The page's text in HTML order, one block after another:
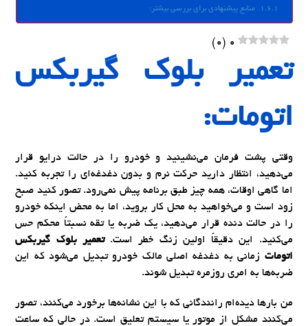
منابع پیشنهادی برای بررسی بیشتر:
0
(
0
)
تعمیر بلوک گیربکس
اتومات:
وقتی پشت فرمان می‌نشینید و خودرو را در حالت درایو قرار
می‌دهید، انتظار دارید حرکت نرم و بدون دغدغه‌ای را تجربه کنید.
اما گاهی اوقات، همه چیز طبق برنامه پیش نمی‌رود. تصور کنید صبح
زود است و می‌خواهید به محل کار بروید، اما به محض اینکه خودرو
را در حالت دنده قرار می‌دهید، یک ضربه یا تقه نسبتاً محکم حس
می‌کنید. این دقیقاً اولین زنگ خطر است.تعمیر بلوک گیربکس
اتومات زمانی به دغدغه اصلی مالک خودرو تبدیل می‌شود که این
ضربه‌ها به امری روزمره تبدیل شوند.
من بارها دیده‌ام رانندگانی که با این نشانه‌ها برخورد می‌کنند، تصور
می‌کنند مشکل از موتور یا سیستم تعلیق است. در حالی که ساعت